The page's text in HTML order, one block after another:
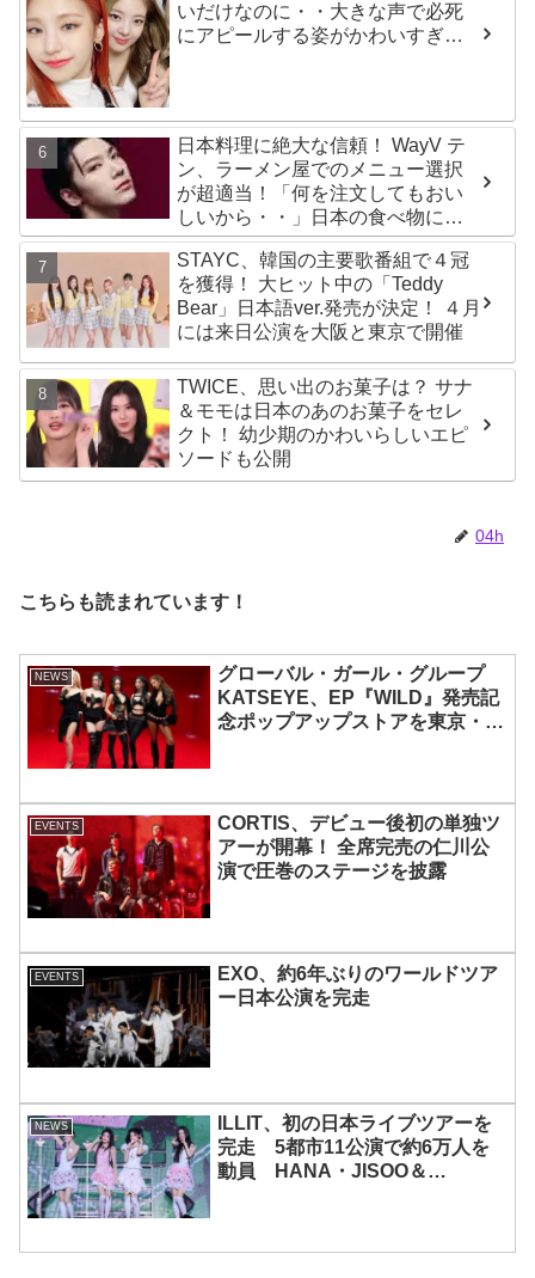
いだけなのに・・大きな声で必死
にアピールする姿がかわいすぎる
日本料理に絶大な信頼！ WayV テ
ン、ラーメン屋でのメニュー選択
が超適当！「何を注文してもおい
しいから・・」日本の食べ物に関
する持論を明かす
STAYC、韓国の主要歌番組で４冠
を獲得！ 大ヒット中の「Teddy
Bear」日本語ver.発売が決定！ ４月
には来日公演を大阪と東京で開催
TWICE、思い出のお菓子は？ サナ
＆モモは日本のあのお菓子をセレ
クト！ 幼少期のかわいらしいエピ
ソードも公開
04h
こちらも読まれています！
NEWS
グローバル・ガール・グループ
KATSEYE、EP『WILD』発売記
念ポップアップストアを東京・原
EVENTS
CORTIS、デビュー後初の単独ツ
アーが開幕！ 全席完売の仁川公
演で圧巻のステージを披露
EVENTS
EXO、約6年ぶりのワールドツア
ー日本公演を完走
NEWS
ILLIT、初の日本ライブツアーを
完走 5都市11公演で約6万人を
動員 HANA・JISOO＆